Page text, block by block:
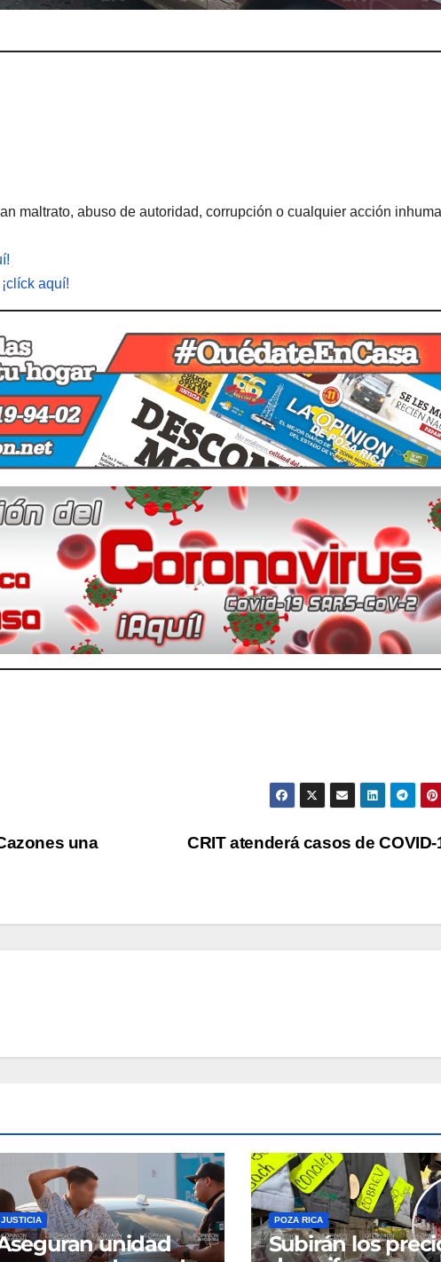
maltrato, abuso de autoridad, corrupción o cualquier acción
¡clíck aquí!
CRIT atenderá casos de
una
JUSTICIA
unidad
POZA RICA
Subirán los